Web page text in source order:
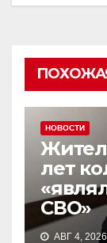
НОВОСТИ
лет
СВО»
АВГ 4, 2026